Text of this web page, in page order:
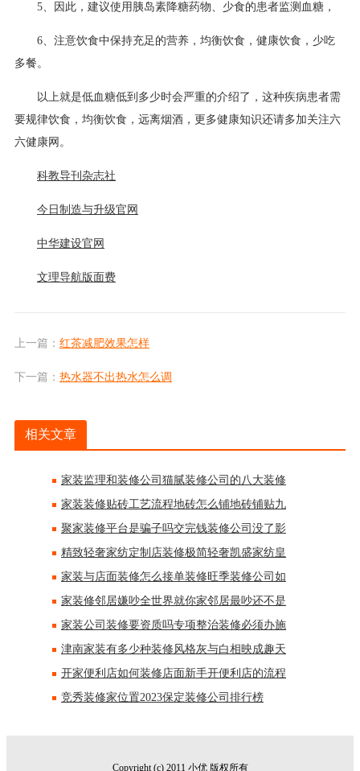
5、因此，建议使用胰岛素降糖药物、少食的患者监测血糖，
6、注意饮食中保持充足的营养，均衡饮食，健康饮食，少吃
多餐。
以上就是低血糖低到多少时会严重的介绍了，这种疾病患者需
要规律饮食，均衡饮食，远离烟酒，更多健康知识还请多加关注六
六健康网。
科教导刊杂志社
今日制造与升级官网
中华建设官网
文理导航版面费
上一篇： 红茶减肥效果怎样
下一篇： 热水器不出热水怎么调
相关文章
家装监理和装修公司猫腻装修公司的八大装修
家装装修贴砖工艺流程地砖怎么铺地砖铺贴九
聚家装修平台是骗子吗交完钱装修公司没了影
精致轻奢家纺定制店装修极简轻奢凯盛家纺皇
家装与店面装修怎么接单装修旺季装修公司如
家装修邻居嫌吵全世界就你家邻居最吵还不是
家装公司装修要资质吗专项整治装修必须办施
津南家装有多少种装修风格灰与白相映成趣天
开家便利店如何装修店面新手开便利店的流程
竞秀装修家位置2023保定装修公司排行榜
Copyright (c) 2011 小优 版权所有